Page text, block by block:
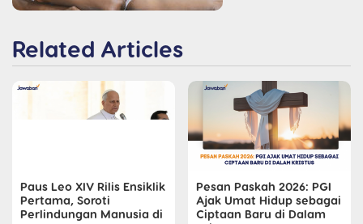
Related Articles
Paus Leo XIV Rilis Ensiklik
Pertama, Soroti
Perlindungan Manusia di
Pesan Paskah 2026: PGI
Ajak Umat Hidup sebagai
Ciptaan Baru di Dalam